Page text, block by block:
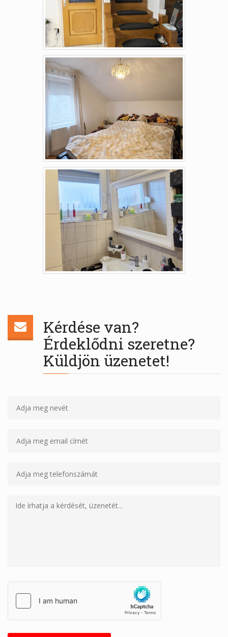
Kérdése van?
Érdeklődni szeretne?
Küldjön üzenetet!